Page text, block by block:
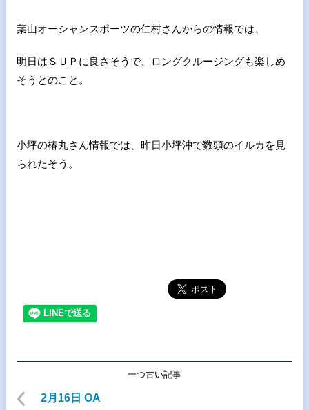
葉山オーシャンスポーツの仁村さんからの情報では、
明日はＳＵＰに良さそうで、ロングクルージングも楽しめ
そうとのこと。
小坪の椿丸さん情報では、昨日小坪沖で数頭のイルカを見
られたそう。
一つ古い記事
2月16日 OA